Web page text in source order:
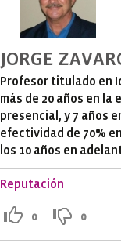
JORGE
Profesor titulado en
más de 20 años en la
presencial, y 7 años
efectividad de 70%
los 10 años en
Reputación
0 0